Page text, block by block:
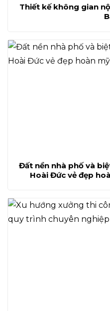
Thiết kế không gian
Đất nền nhà phố và
Hoài Đức vẻ đẹp